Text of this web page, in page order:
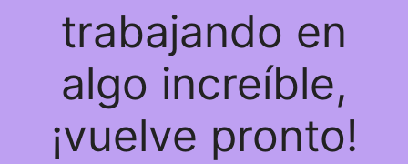
trabajando en
algo increíble,
¡vuelve pronto!